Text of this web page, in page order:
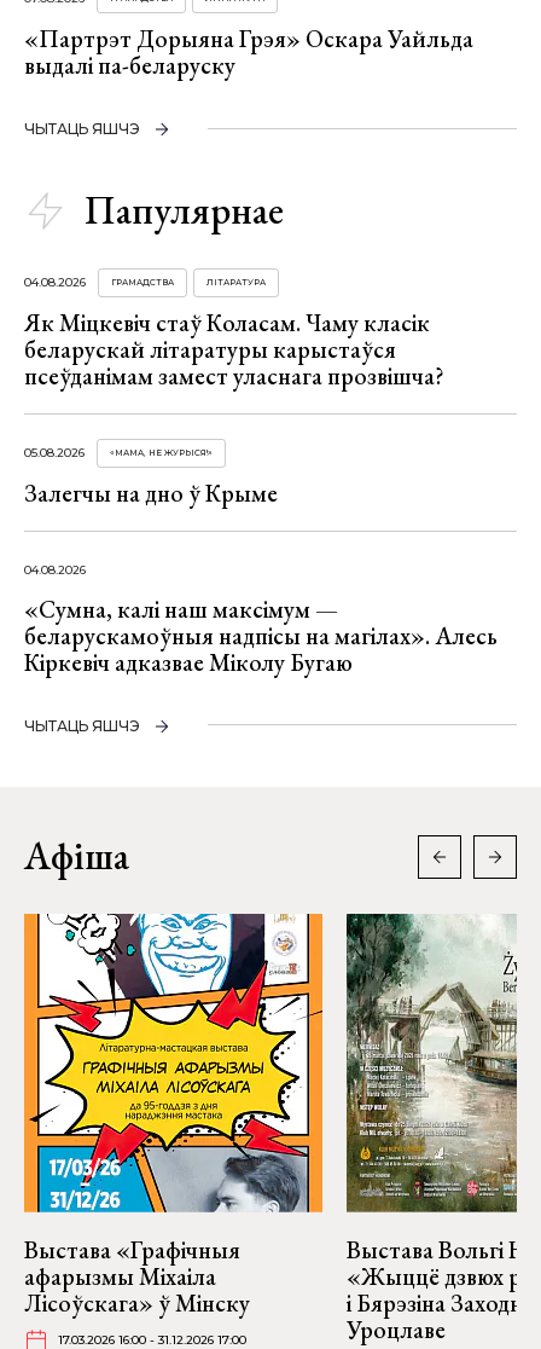
«Партрэт Дорыяна Грэя» Оскара Уайльда
выдалі па-беларуску
ЧЫТАЦЬ ЯШЧЭ
Папулярнае
04.08.2026 ГРАМАДСТВА ЛІТАРАТУРА
Як Міцкевіч стаў Коласам. Чаму класік
беларускай літаратуры карыстаўся
псеўданімам замест уласнага прозвішча?
05.08.2026 «МАМА, НЕ ЖУРЫСЯ!»
Залегчы на дно ў Крыме
04.08.2026
«Сумна, калі наш максімум —
беларускамоўныя надпісы на магілах». Алесь
Кіркевіч адказвае Міколу Бугаю
ЧЫТАЦЬ ЯШЧЭ
Афіша
Выстава «Графічныя
афарызмы Міхаіла
Лісоўскага» ў Мінску
17.03.2026 16:00 - 31.12.2026 17:00
Выстава Вольгі
«Жыццё дзвюх
і Бярэзіна
Уроцлаве